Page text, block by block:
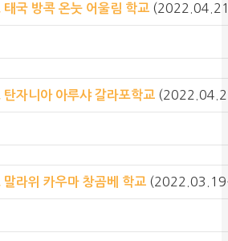
태국 방콕 온눗 어울림 학교
탄자니아 아루샤 갈라포학교
말라위 카우마 창곰베 학교